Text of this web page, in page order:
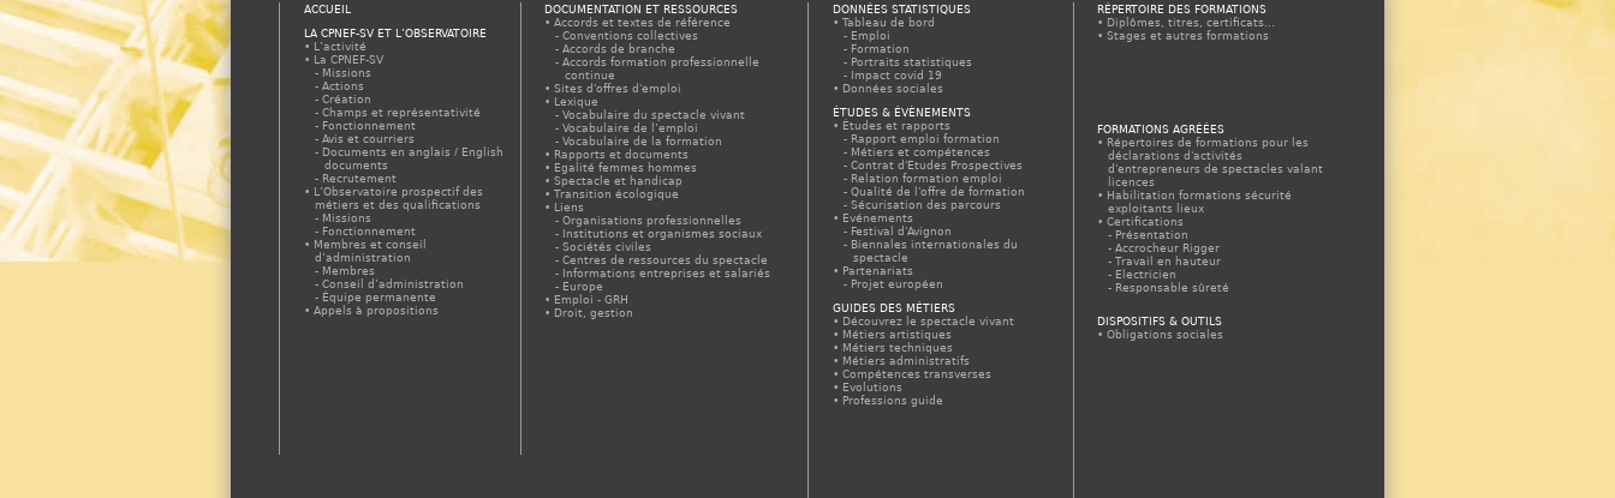
ACCUEIL
LA CPNEF-SV ET L’OBSERVATOIRE
L’activité
La CPNEF-SV
Missions
Actions
Création
Champs et représentativité
Fonctionnement
Avis et courriers
Documents en anglais / English
documents
Recrutement
L’Observatoire prospectif des
métiers et des qualifications
Missions
Fonctionnement
Membres et conseil
d’administration
Membres
Conseil d’administration
Équipe permanente
Appels à propositions
DOCUMENTATION ET RESSOURCES
Accords et textes de référence
Conventions collectives
Accords de branche
Accords formation professionnelle
continue
Sites d'offres d'emploi
Lexique
Vocabulaire du spectacle vivant
Vocabulaire de l’emploi
Vocabulaire de la formation
Rapports et documents
Egalité femmes hommes
Spectacle et handicap
Transition écologique
Liens
Organisations professionnelles
Institutions et organismes sociaux
Sociétés civiles
Centres de ressources du spectacle
Informations entreprises et salariés
Europe
Emploi - GRH
Droit, gestion
DONNÉES STATISTIQUES
Tableau de bord
Emploi
Formation
Portraits statistiques
Impact covid 19
Données sociales
ÉTUDES & ÉVÈNEMENTS
Études et rapports
Rapport emploi formation
Métiers et compétences
Contrat d'Etudes Prospectives
Relation formation emploi
Qualité de l'offre de formation
Sécurisation des parcours
Evénements
Festival d'Avignon
Biennales internationales du
spectacle
Partenariats
Projet européen
GUIDES DES MÉTIERS
Découvrez le spectacle vivant
Métiers artistiques
Métiers techniques
Métiers administratifs
Compétences transverses
Evolutions
Professions guide
RÉPERTOIRE DES FORMATIONS
Diplômes, titres, certificats...
Stages et autres formations
FORMATIONS AGRÉÉES
Répertoires de formations pour les
déclarations d'activités
d'entrepreneurs de spectacles valant
licences
Habilitation formations sécurité
exploitants lieux
Certifications
Présentation
Accrocheur Rigger
Travail en hauteur
Electricien
Responsable sûreté
Espace organismes agréés CQP
Electricien
DISPOSITIFS & OUTILS
Obligations sociales